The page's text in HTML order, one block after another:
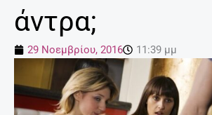
άντρα;
29 Νοεμβρίου, 2016 11:39 μμ